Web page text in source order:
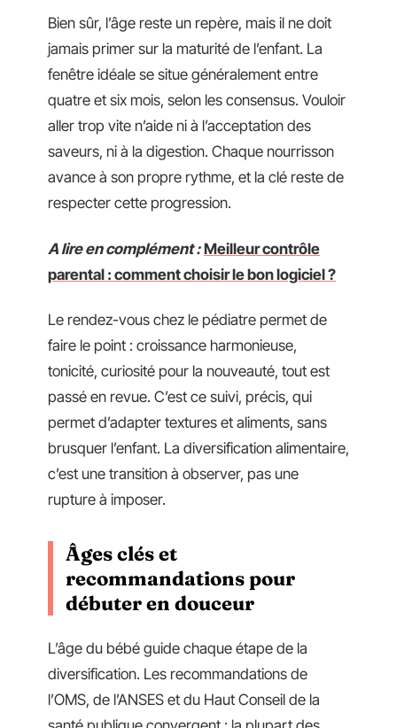
Bien sûr, l’âge reste un repère, mais il ne doit
jamais primer sur la maturité de l’enfant. La
fenêtre idéale se situe généralement entre
quatre et six mois, selon les consensus. Vouloir
aller trop vite n’aide ni à l’acceptation des
saveurs, ni à la digestion. Chaque nourrisson
avance à son propre rythme, et la clé reste de
respecter cette progression.
A lire en complément : Meilleur contrôle
parental : comment choisir le bon logiciel ?
Le rendez-vous chez le pédiatre permet de
faire le point : croissance harmonieuse,
tonicité, curiosité pour la nouveauté, tout est
passé en revue. C’est ce suivi, précis, qui
permet d’adapter textures et aliments, sans
brusquer l’enfant. La diversification alimentaire,
c’est une transition à observer, pas une
rupture à imposer.
Âges clés et
recommandations pour
débuter en douceur
L’âge du bébé guide chaque étape de la
diversification. Les recommandations de
l’OMS, de l’ANSES et du Haut Conseil de la